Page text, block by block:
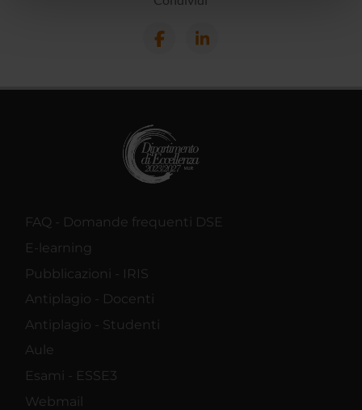
con altre informazioni che hai fornito loro o che hanno
FAQ - Domande frequenti DSE
E-learning
Pubblicazioni - IRIS
Antiplagio - Docenti
Antiplagio - Studenti
Aule
Esami - ESSE3
Webmail